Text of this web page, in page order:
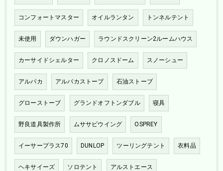
コンフォートマスター オイルランタン トンネルテント
未使用 ダウンハガー ラウンドスクリーン2ルームハウス
カーサイドシェルター クロノスドーム スノーシュー
アルパカ アルパカストーブ 石油ストーブ
グローストーブ グランドオフトンダブル 寝具
野良道具製作所 ムササビウイング OSPREY
イーサープラス70 DUNLOP ツーリングテント 衣料品
ヘキサイーズ ソロテント アルストエース